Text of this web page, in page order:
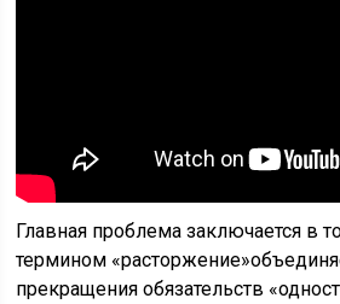
Главная проблема заключается в
термином
прекращения обязательств